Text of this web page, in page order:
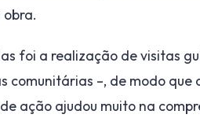
foi a realização de visitas
comunitárias –, de modo que
ação ajudou muito na